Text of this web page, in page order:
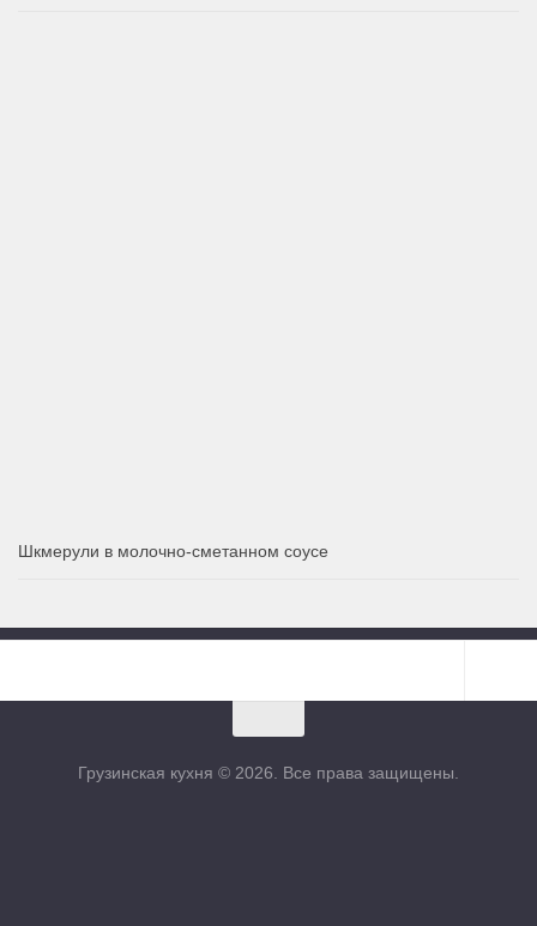
Шкмерули в молочно-сметанном соусе
Грузинская кухня © 2026. Все права защищены.